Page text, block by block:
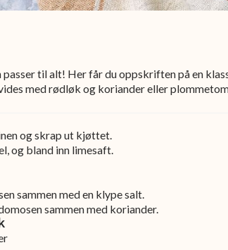
til alt! Her får du oppskriften på en
med rødløk og koriander eller
og skrap ut kjøttet.
og bland inn limesaft.
sammen med en klype salt.
sammen med koriander.